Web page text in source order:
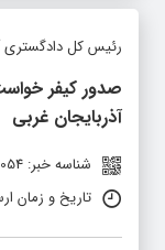
رئیس کل دادگستری
صدور کیفر
آذربایجان غربی
شناسه خبر: 20054
تاریخ و زمان ارسال: 26 آذر 1401